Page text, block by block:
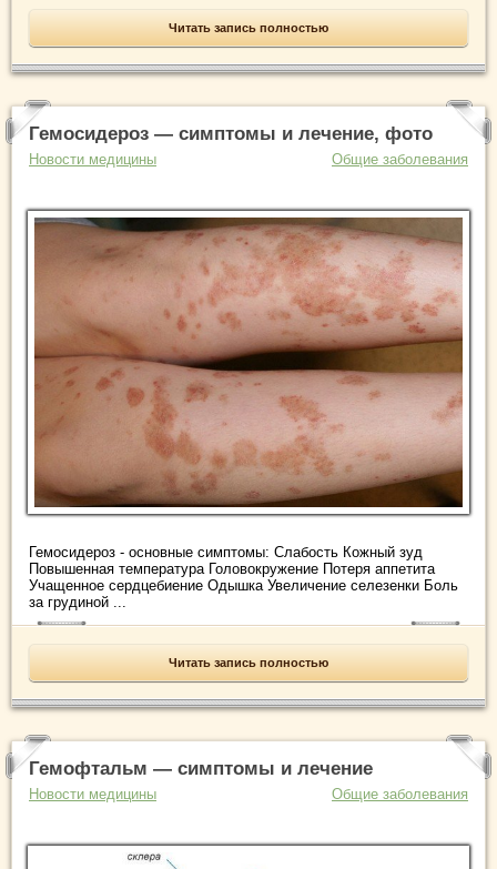
Читать запись полностью
Гемосидероз — симптомы и лечение, фото
Новости медицины Общие заболевания
Гемосидероз - основные симптомы: Слабость Кожный зуд
Повышенная температура Головокружение Потеря аппетита
Учащенное сердцебиение Одышка Увеличение селезенки Боль
за грудиной ...
Читать запись полностью
Гемофтальм — симптомы и лечение
Новости медицины Общие заболевания